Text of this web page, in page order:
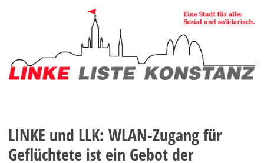
LINKE und LLK: WLAN-Zugang für
Geflüchtete ist ein Gebot der